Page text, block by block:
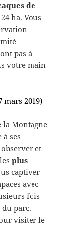
de
ha. Vous
pas à
votre main
mars 2019)
la Montagne
à ses
et
plus
captiver
avec
fois
parc.
visiter le